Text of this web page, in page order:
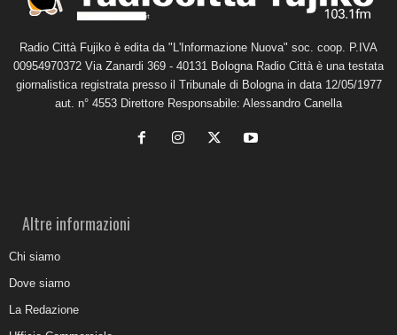
Radio Città Fujiko è edita da "L'Informazione Nuova" soc. coop. P.IVA
00954970372 Via Zanardi 369 - 40131 Bologna Radio Città è una testata
giornalistica registrata presso il Tribunale di Bologna in data 12/05/1977
aut. n° 4553 Direttore Responsabile: Alessandro Canella
Altre informazioni
Chi siamo
Dove siamo
La Redazione